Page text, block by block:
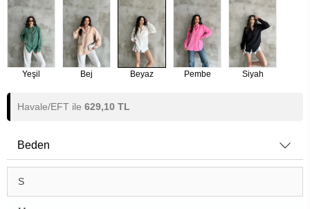
Yeşil Bej Beyaz Pembe Siyah
Havale/EFT ile 629,10 TL
Beden
S